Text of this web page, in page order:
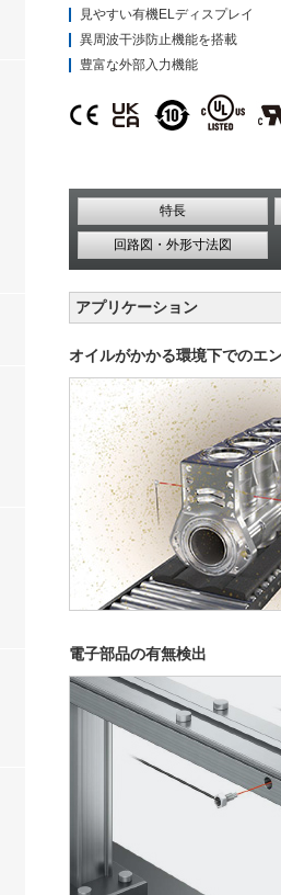
見やすい有機ELディスプレイ
異周波干渉防止機能を搭載
豊富な外部入力機能
特長
回路図・外形寸法図
アプリケーション
オイルがかかる環境下でのエ
電子部品の有無検出